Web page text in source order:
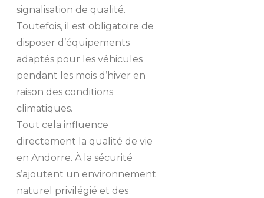
signalisation de qualité.
Toutefois, il est obligatoire de
disposer d’équipements
adaptés pour les véhicules
pendant les mois d’hiver en
raison des conditions
climatiques.
Tout cela influence
directement la qualité de vie
en Andorre. À la sécurité
s’ajoutent un environnement
naturel privilégié et des